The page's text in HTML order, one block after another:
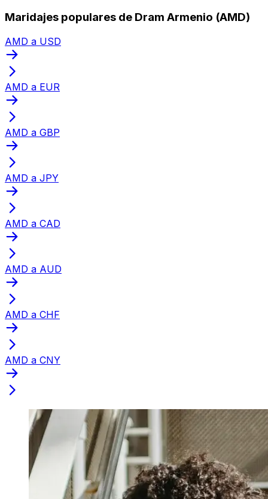
Maridajes populares de Dram Armenio (AMD)
AMD a USD
AMD a EUR
AMD a GBP
AMD a JPY
AMD a CAD
AMD a AUD
AMD a CHF
AMD a CNY